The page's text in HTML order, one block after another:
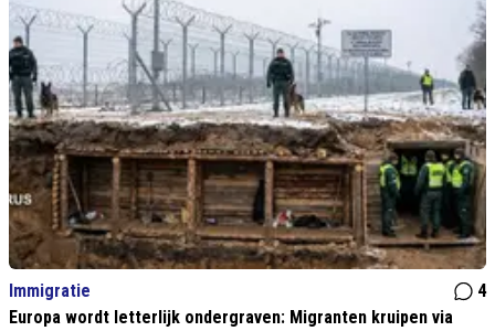
Immigratie
4
Europa wordt letterlijk ondergraven: Migranten kruipen via